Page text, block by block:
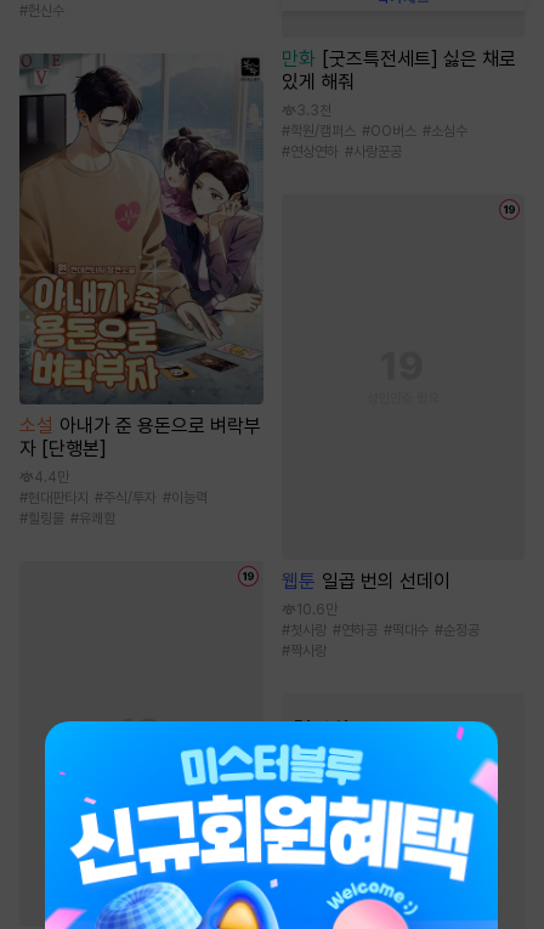
#헌신수
소설 아내가 준 용돈으로 벼락부
자 [단행본]
4.4만
#현대판타지 #주식/투자 #이능력
# 힐링물 #유쾌함
만화
[굿즈특전세트] 싫은 채로
있게 해줘
3.3천
#학원/캠퍼스 #OO버스 #소심수
#연상연하 #사랑꾼공
웹툰 일곱 번의 선데이
10.6만
#첫사랑 #연하공 #떡대수 #순정공
#짝사랑
BL 소설
인기 키워드
#단정수 #
# 상처수 # 다정수
강공
#절륜공 #오해/착각
미인수 #순정공
사랑꾼공 첫사랑